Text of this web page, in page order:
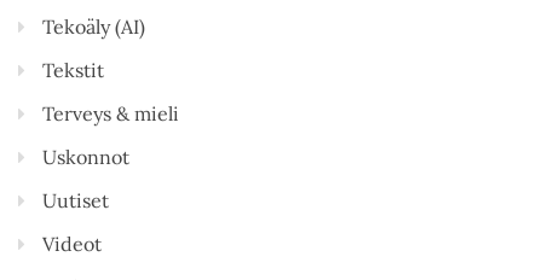
Tekoäly (AI)
Tekstit
Terveys & mieli
Uskonnot
Uutiset
Videot